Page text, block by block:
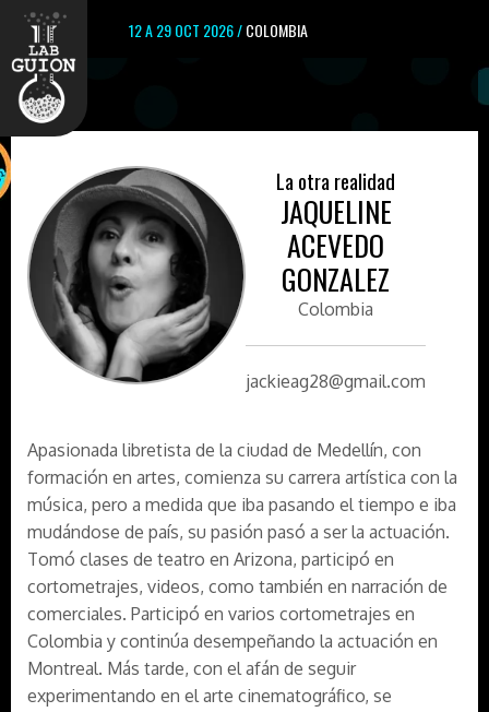
12 A 29 OCT 2026 /COLOMBIA
La otra realidad
JAQUELINE
ACEVEDO
GONZALEZ
Colombia
jackieag28@gmail.com
Apasionada libretista de la ciudad de Medellín, con
formación en artes, comienza su carrera artística con la
música, pero a medida que iba pasando el tiempo e iba
mudándose de país, su pasión pasó a ser la actuación.
Tomó clases de teatro en Arizona, participó en
cortometrajes, videos, como también en narración de
comerciales. Participó en varios cortometrajes en
Colombia y continúa desempeñando la actuación en
Montreal. Más tarde, con el afán de seguir
experimentando en el arte cinematográfico, se